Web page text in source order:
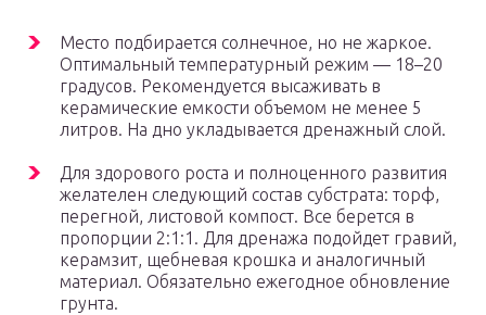
Место подбирается солнечное, но не жаркое.
Оптимальный температурный режим — 18–20
градусов. Рекомендуется высаживать в
керамические емкости объемом не менее 5
литров. На дно укладывается дренажный слой.
Для здорового роста и полноценного развития
желателен следующий состав субстрата: торф,
перегной, листовой компост. Все берется в
пропорции 2:1:1. Для дренажа подойдет гравий,
керамзит, щебневая крошка и аналогичный
материал. Обязательно ежегодное обновление
грунта.